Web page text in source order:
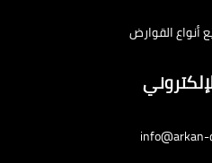
أنواع القوارض
info@arkan-